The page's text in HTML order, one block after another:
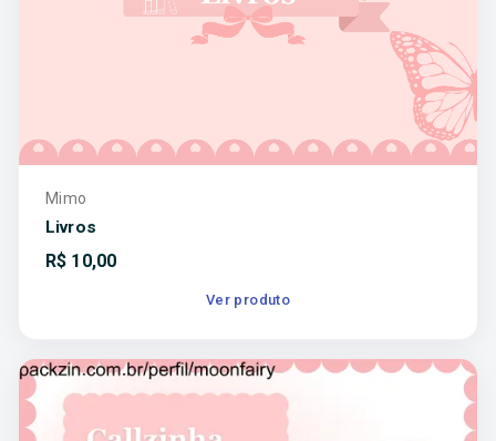
Mimo
Livros
R$ 10,00
Ver produto